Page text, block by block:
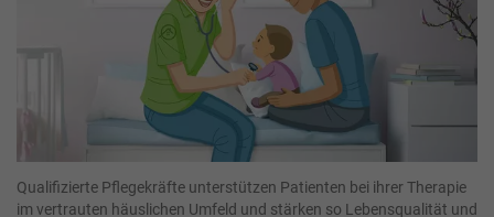
Qualifizierte Pflegekräfte unterstützen Patienten bei ihrer Therapie
im vertrauten häuslichen Umfeld und stärken so Lebensqualität und